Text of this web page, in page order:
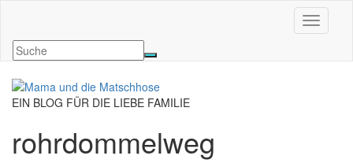
EIN BLOG FÜR DIE LIEBE FAMILIE
rohrdommelweg